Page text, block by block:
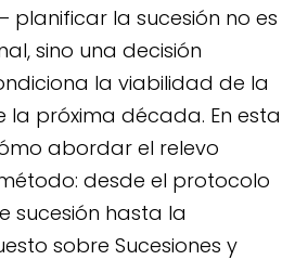
planificar la sucesión no es
sino una decisión
la viabilidad de la
próxima década. En esta
abordar el relevo
desde el protocolo
sucesión hasta la
sobre Sucesiones y